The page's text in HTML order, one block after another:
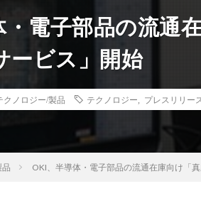
電子部品の流通
ービス」開始
クノロジー/製品 テクノロジー プレスリリー
OKI、半導体・電子部品の流通在庫向け「